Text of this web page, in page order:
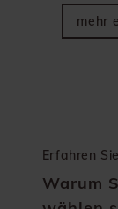
mehr
Erfahren
Warum